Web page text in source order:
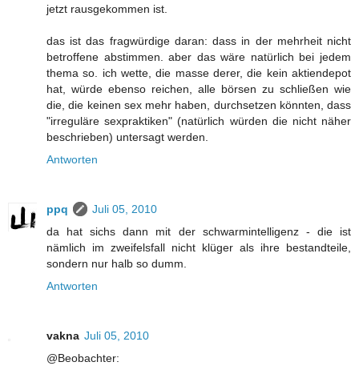
jetzt rausgekommen ist.
das ist das fragwürdige daran: dass in der mehrheit nicht
betroffene abstimmen. aber das wäre natürlich bei jedem
thema so. ich wette, die masse derer, die kein aktiendepot
hat, würde ebenso reichen, alle börsen zu schließen wie
die, die keinen sex mehr haben, durchsetzen könnten, dass
"irreguläre sexpraktiken" (natürlich würden die nicht näher
beschrieben) untersagt werden.
Antworten
ppq
Juli 05, 2010
da hat sichs dann mit der schwarmintelligenz - die ist
nämlich im zweifelsfall nicht klüger als ihre bestandteile,
sondern nur halb so dumm.
Antworten
vakna Juli 05, 2010
@Beobachter: